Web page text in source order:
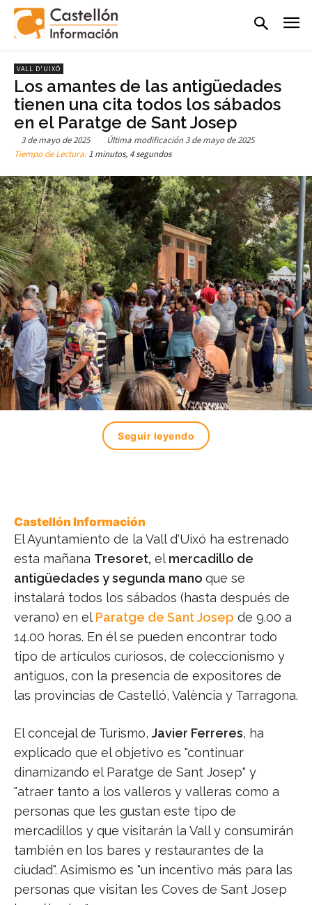
VALL D'UIXÓ
Los amantes de las antigüedades
tienen una cita todos los sábados
en el Paratge de Sant Josep
3 de mayo de 2025 Última modificación 3 de mayo de 2025
Tiempo de Lectura:1 minutos, 4 segundos
Seguir leyendo
Castellón Información
El Ayuntamiento de la Vall d'Uixó ha estrenado
esta mañana Tresoret, el mercadillo de
antigüedades y segunda mano que se
instalará todos los sábados (hasta después de
verano) en el Paratge de Sant Josep de 9.00 a
14.00 horas. En él se pueden encontrar todo
tipo de artículos curiosos, de coleccionismo y
antiguos, con la presencia de expositores de
las provincias de Castelló, València y Tarragona.
El concejal de Turismo, Javier Ferreres, ha
explicado que el objetivo es "continuar
dinamizando el Paratge de Sant Josep" y
"atraer tanto a los valleros y valleras como a
personas que les gustan este tipo de
mercadillos y que visitarán la Vall y consumirán
también en los bares y restaurantes de la
ciudad". Asimismo es "un incentivo más para las
personas que visitan les Coves de Sant Josep